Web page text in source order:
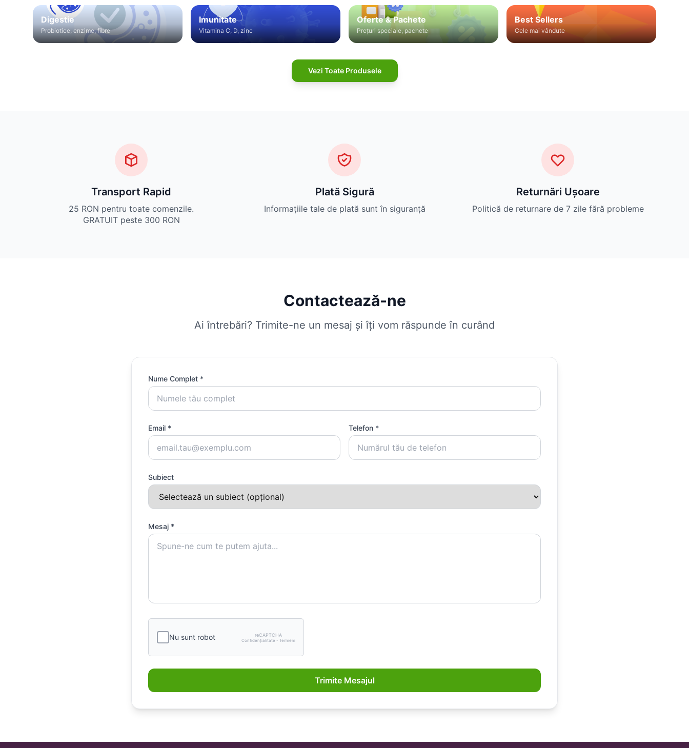
Digestie
Probiotice, enzime, fibre
Imunitate
Vitamina C, D, zinc
Oferte & Pachete
Prețuri speciale, pachete
Best Sellers
Cele mai vândute
Vezi Toate Produsele
Transport Rapid
25 RON pentru toate comenzile.
GRATUIT peste 300 RON
Plată Sigură
Informațiile tale de plată sunt în siguranță
Returnări Ușoare
Politică de returnare de 7 zile fără probleme
Contactează-ne
Ai întrebări? Trimite-ne un mesaj și îți vom răspunde în curând
Nume Complet *
Email * Telefon *
Subiect
Mesaj *
Nu sunt robot reCAPTCHA
Confidențialitate - Termeni
Trimite Mesajul